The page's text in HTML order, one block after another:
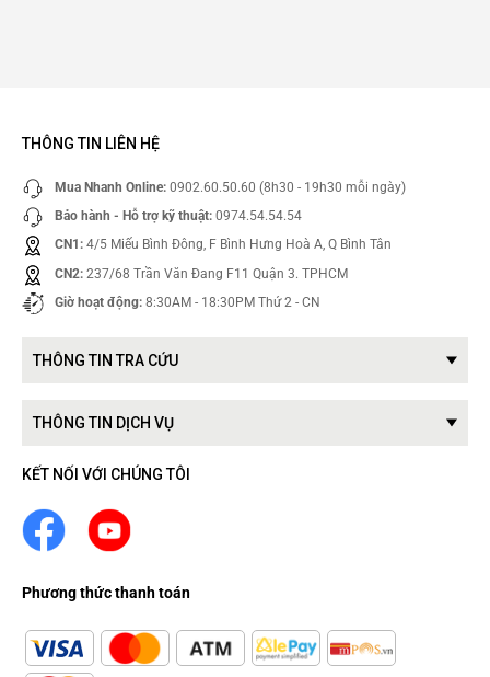
THÔNG TIN LIÊN HỆ
Mua Nhanh Online: 0902.60.50.60 (8h30 - 19h30 mỗi ngày)
Bảo hành - Hỗ trợ kỹ thuật: 0974.54.54.54
CN1: 4/5 Miếu Bình Đông, F Bình Hưng Hoà A, Q Bình Tân
CN2: 237/68 Trần Văn Đang F11 Quận 3. TPHCM
Giờ hoạt động: 8:30AM - 18:30PM Thứ 2 - CN
THÔNG TIN TRA CỨU
THÔNG TIN DỊCH VỤ
KẾT NỐI VỚI CHÚNG TÔI
Phương thức thanh toán